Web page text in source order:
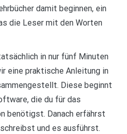
damit beginnen, ein
die Leser mit den Worten
in nur fünf Minuten
eine praktische Anleitung in
Diese beginnt
die du für das
benötigst. Danach erfährst
und es ausführst.